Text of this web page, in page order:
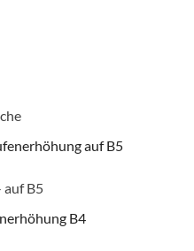
auf B5
auf B5
B4